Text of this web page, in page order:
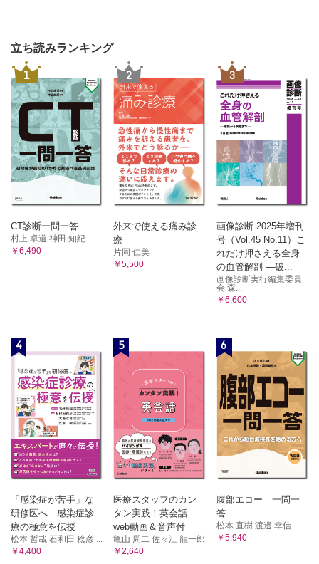
立ち読みランキング
1
CT診断一問一答
村上 卓道 神田 知紀
￥6,490
2
外来で使える痛み診
療
片岡 仁美
￥5,500
3
画像診断 2025年増刊
号（Vol.45 No.11）こ
れだけ押さえる全身
の血管解剖 ―破...
画像診断実行編集委員
会 森...
￥6,600
4
「感染症が苦手」な
研修医へ 感染症診
療の極意を伝授
松本 哲哉 石和田 稔彦 ...
￥4,400
5
医療スタッフのカン
タン実践！英会話
web動画＆音声付
亀山 周二 佐々江 龍一郎
￥2,640
6
腹部エコー 一問一
答
松本 直樹 渡邊 幸信
￥5,940